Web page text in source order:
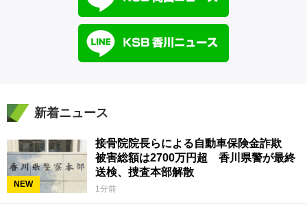
新着ニュース
NEW
接骨院院長らによる自動車保険金詐欺
被害総額は2700万円超 香川県警が最終
送検、捜査本部解散
1分前